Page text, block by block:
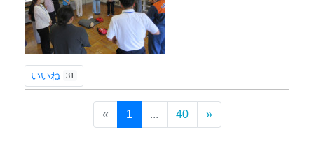
いいね 31
« 1 ... 40 »